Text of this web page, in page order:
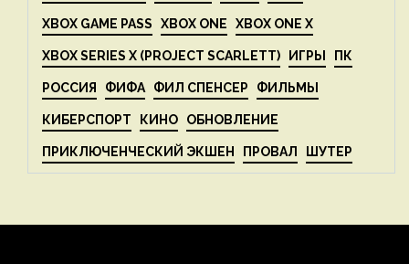
XBOX GAME PASS XBOX ONE XBOX ONE X
XBOX SERIES X (PROJECT SCARLETT) ИГРЫ ПК
РОССИЯ ФИФА ФИЛ СПЕНСЕР ФИЛЬМЫ
КИБЕРСПОРТ КИНО ОБНОВЛЕНИЕ
ПРИКЛЮЧЕНЧЕСКИЙ ЭКШЕН ПРОВАЛ ШУТЕР